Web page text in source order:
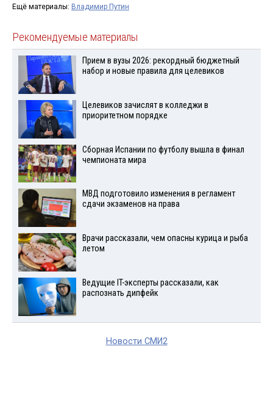
Ещё материалы: Владимир Путин
Рекомендуемые материалы
Прием в вузы 2026: рекордный бюджетный
набор и новые правила для целевиков
Целевиков зачислят в колледжи в
приоритетном порядке
Сборная Испании по футболу вышла в финал
чемпионата мира
МВД подготовило изменения в регламент
сдачи экзаменов на права
Врачи рассказали, чем опасны курица и рыба
летом
Ведущие IT-эксперты рассказали, как
распознать дипфейк
Новости СМИ2